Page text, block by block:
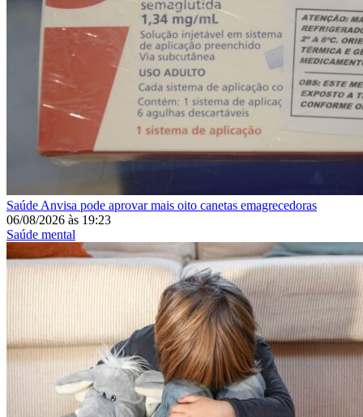
Saúde Anvisa pode aprovar mais oito canetas emagrecedoras
06/08/2026 às 19:23
Saúde mental